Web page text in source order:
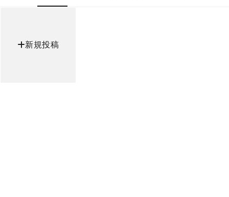
新規投稿